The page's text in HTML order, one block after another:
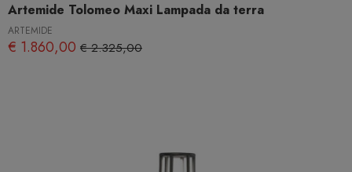
Artemide Tolomeo Maxi Lampada da terra
ARTEMIDE
€ 1.860,00 € 2.325,00